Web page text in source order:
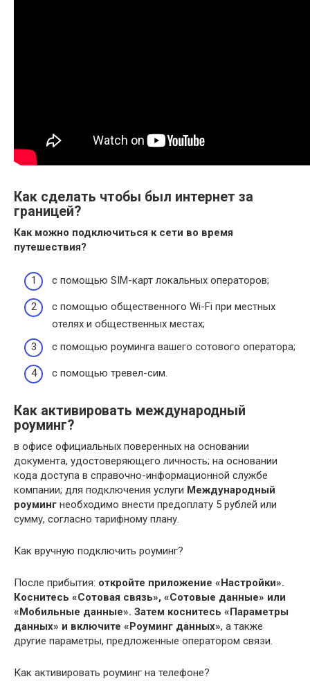
Как сделать чтобы был интернет за
границей?
Как можно подключиться к сети во время
путешествия?
с помощью SIM-карт локальных операторов;
с помощью общественного Wi-Fi при местных
отелях и общественных местах;
с помощью роуминга вашего сотового оператора;
с помощью тревел-сим.
Как активировать международный
роуминг?
в офисе официальных поверенных на основании
документа, удостоверяющего личность; на основании
кода доступа в справочно-информационной службе
компании; для подключения услуги Международный
роуминг необходимо внести предоплату 5 рублей или
сумму, согласно тарифному плану.
Как вручную подключить роуминг?
После прибытия: откройте приложение «Настройки».
Коснитесь «Сотовая связь», «Сотовые данные» или
«Мобильные данные». Затем коснитесь «Параметры
данных» и включите «Роуминг данных», а также
другие параметры, предложенные оператором связи.
Как активировать роуминг на телефоне?